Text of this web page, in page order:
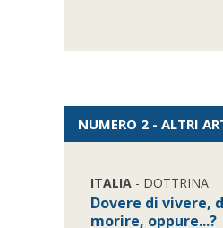
NUMERO 2 - ALTRI
ITALIA - DOTTRINA
Dovere di vivere,
morire, oppure...?